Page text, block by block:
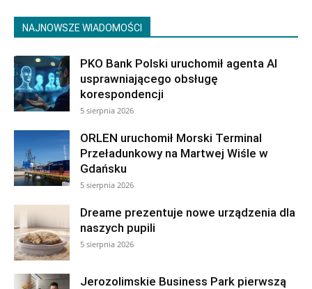
NAJNOWSZE WIADOMOŚCI
PKO Bank Polski uruchomił agenta AI
usprawniającego obsługę
korespondencji
5 sierpnia 2026
ORLEN uruchomił Morski Terminal
Przeładunkowy na Martwej Wiśle w
Gdańsku
5 sierpnia 2026
Dreame prezentuje nowe urządzenia dla
naszych pupili
5 sierpnia 2026
Jerozolimskie Business Park pierwszą